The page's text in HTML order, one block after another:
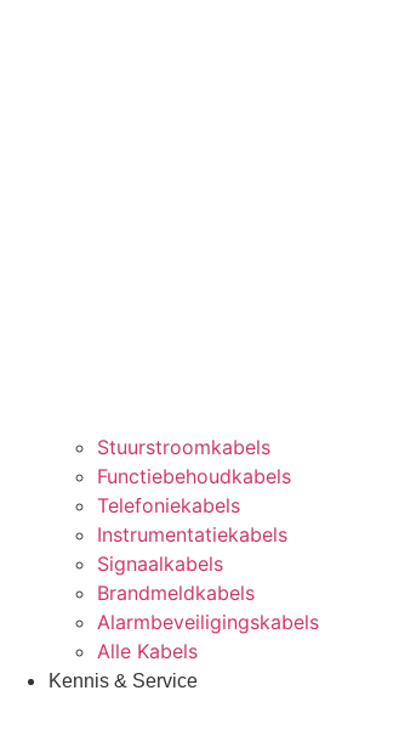
Stuurstroomkabels
Functiebehoudkabels
Telefoniekabels
Instrumentatiekabels
Signaalkabels
Brandmeldkabels
Alarmbeveiligingskabels
Alle Kabels
Kennis & Service